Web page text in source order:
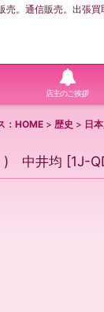
売。通信販売。出張
店主のご挨拶
：HOME > 歴史 > 日
) 中井均 [1J-